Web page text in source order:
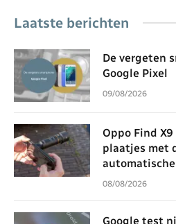
Laatste berichten
De vergeten
Google Pixel
09/08/2026
Oppo Find
plaatjes met
08/08/2026
Google test